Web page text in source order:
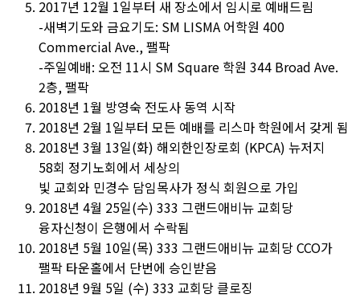
2017년 12월 1일부터 새 장소에서 임시로 예배드림
-새벽기도와 금요기도: SM LISMA 어학원 400
Commercial Ave., 팰팍
-주일예배: 오전 11시 SM Square 학원 344 Broad Ave.
2층, 팰팍
2018년 1월 방영숙 전도사 동역 시작
2018년 2월 1일부터 모든 예배를 리스마 학원에서 갖게 됨
2018년 3월 13일(화) 해외한인장로회 (KPCA) 뉴저지
58회 정기노회에서 세상의
빛 교회와 민경수 담임목사가 정식 회원으로 가입
2018년 4월 25일(수) 333 그랜드애비뉴 교회당
융자신청이 은행에서 수락됨
2018년 5월 10일(목) 333 그랜드애비뉴 교회당 CCO가
팰팍 타운홀에서 단번에 승인받음
2018년 9월 5일 (수) 333 교회당 클로징